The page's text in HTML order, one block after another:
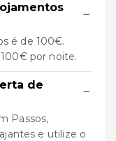
−
é de 100€.
por noite.
de
−
Passos,
e utilize o